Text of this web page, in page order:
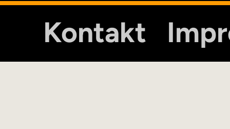
Kontakt